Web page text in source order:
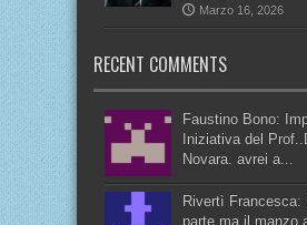
Marzo 16, 2026
RECENT COMMENTS
Faustino Bono:
Iniziativa del
Novara. avrei a...
Rivertì Francesca:
parte ma il manzo